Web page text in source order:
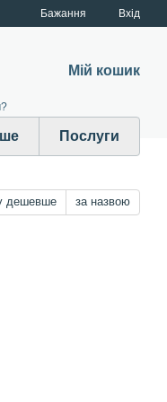
Бажання Вхід
Мій кошик
Послуги
дешевше за назвою